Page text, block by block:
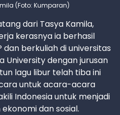
(Foto: Kumparan)
dari Tasya Kamila,
kerasnya ia berhasil
dan berkuliah di universitas
University dengan jurusan
lagu libur telah tiba ini
untuk acara-acara
Indonesia untuk menjadi
dan sosial.